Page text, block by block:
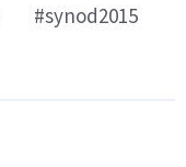
#synod2015